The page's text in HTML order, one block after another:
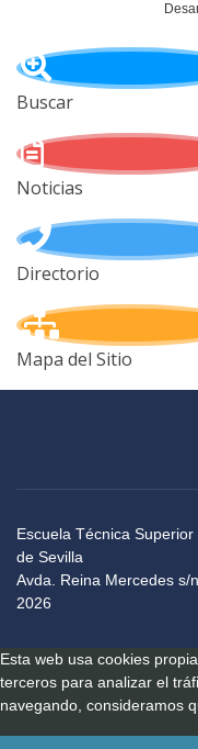
Buscar
Noticias
Directorio
Mapa del Sitio
Escuela Técnica
de Sevilla
Avda. Reina Mercedes
2026
Esta web usa cookies
terceros para analizar el
navegando, consideramos